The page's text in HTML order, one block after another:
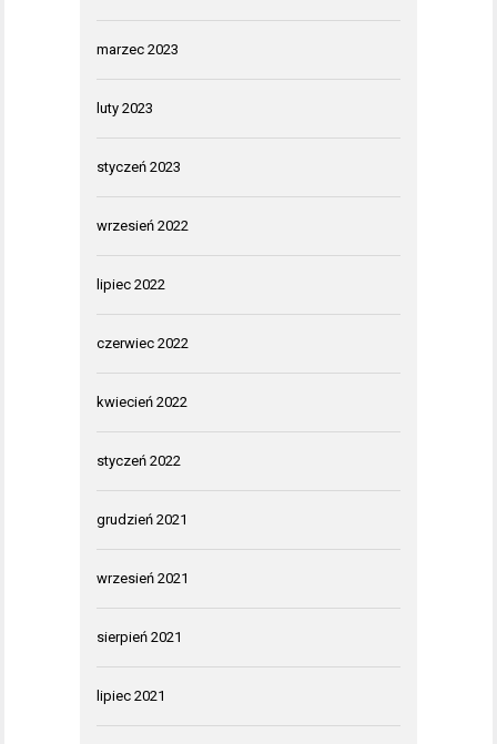
marzec 2023
luty 2023
styczeń 2023
wrzesień 2022
lipiec 2022
czerwiec 2022
kwiecień 2022
styczeń 2022
grudzień 2021
wrzesień 2021
sierpień 2021
lipiec 2021